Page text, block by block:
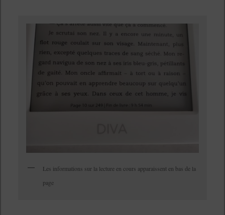
Les informations sur la lecture en cours apparaissent en bas de la
page